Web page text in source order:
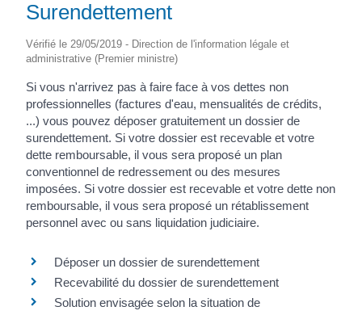
Surendettement
Vérifié le 29/05/2019 - Direction de l'information légale et
administrative (Premier ministre)
Si vous n'arrivez pas à faire face à vos dettes non
professionnelles (factures d'eau, mensualités de crédits,
...) vous pouvez déposer gratuitement un dossier de
surendettement. Si votre dossier est recevable et votre
dette remboursable, il vous sera proposé un plan
conventionnel de redressement ou des mesures
imposées. Si votre dossier est recevable et votre dette non
remboursable, il vous sera proposé un rétablissement
personnel avec ou sans liquidation judiciaire.
Déposer un dossier de surendettement
Recevabilité du dossier de surendettement
Solution envisagée selon la situation de